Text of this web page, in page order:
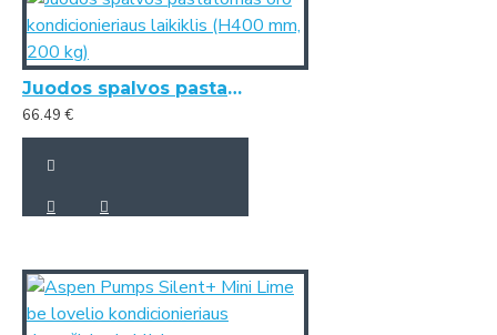
Juodos spalvos pastatomas oro kondicionieriaus laikiklis (H400 mm, 200 kg)
66.49 €